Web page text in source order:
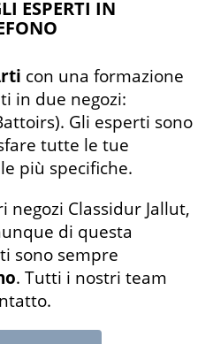
ESPERTI IN
con una formazione
in due negozi:
Gli esperti sono
tutte le tue
più specifiche.
negozi Classidur Jallut,
di questa
sono sempre
. Tutti i nostri team